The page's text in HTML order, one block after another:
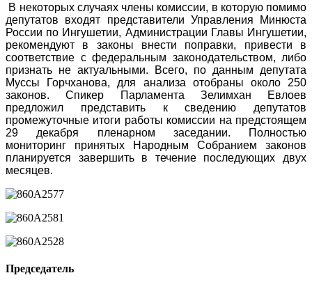
В некоторых случаях члены комиссии, в которую помимо
депутатов входят представители Управления Минюста
России по Ингушетии, Администрации Главы Ингушетии,
рекомендуют в законы внести поправки, привести в
соответствие с федеральным законодательством, либо
признать не актуальными. Всего, по данным депутата
Муссы Горчханова, для анализа отобраны около 250
законов. Спикер Парламента Зелимхан Евлоев
предложил представить к сведению депутатов
промежуточные итоги работы комиссии на предстоящем
29 декабря пленарном заседании. Полностью
мониторинг принятых Народным Собранием законов
планируется завершить в течение последующих двух
месяцев.
Председатель